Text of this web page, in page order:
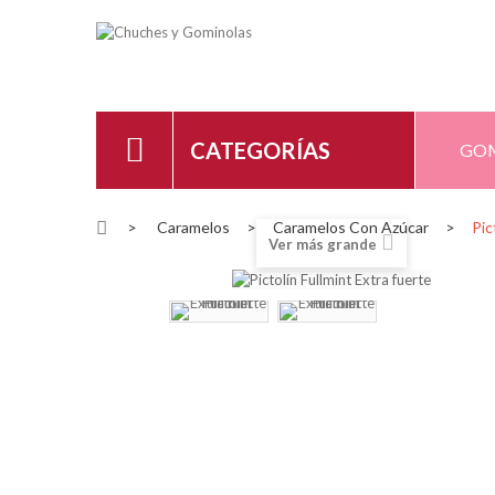
CATEGORÍAS
> Caramelos > Caramelos Con Azúcar >
Ver más grande